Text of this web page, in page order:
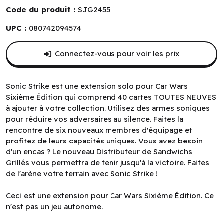
Code du produit : SJG2455
UPC : 080742094574
Sonic Strike est une extension solo pour Car Wars
Sixième Édition qui comprend 40 cartes TOUTES NEUVES
à ajouter à votre collection. Utilisez des armes soniques
pour réduire vos adversaires au silence. Faites la
rencontre de six nouveaux membres d'équipage et
profitez de leurs capacités uniques. Vous avez besoin
d'un encas ? Le nouveau Distributeur de Sandwichs
Grillés vous permettra de tenir jusqu'à la victoire. Faites
de l'arène votre terrain avec Sonic Strike !
Ceci est une extension pour Car Wars Sixième Édition. Ce
n'est pas un jeu autonome.
Connectez-vous pour voir les prix